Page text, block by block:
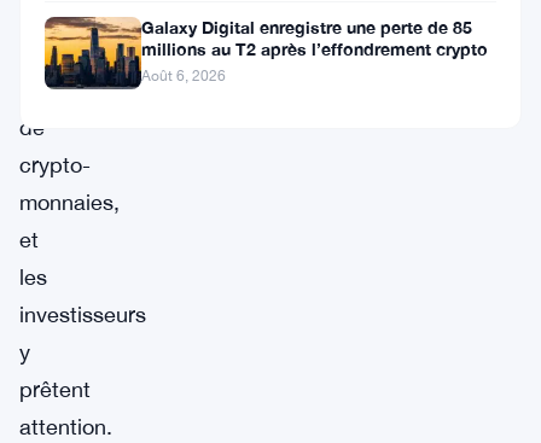
sur
minage
de
crypto-
monnaies,
et
les
investisseurs
y
prêtent
attention.
Galaxy Digital enregistre une perte de 85
millions au T2 après l’effondrement crypto
Août 6, 2026